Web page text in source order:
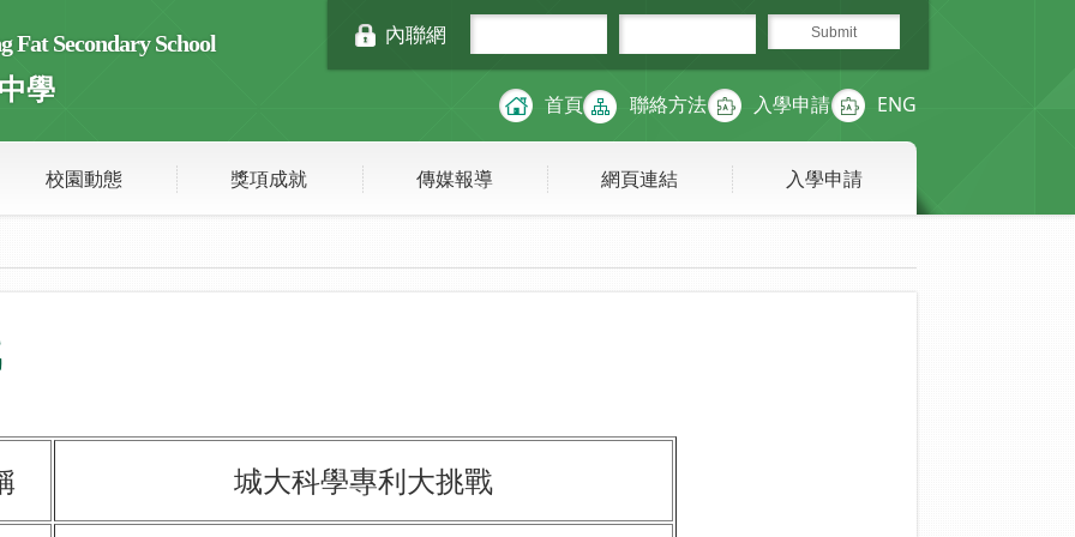
Secondary School
學
內聯網
首頁 聯絡方法 入學申請 ENG
校園動態 獎項成就 傳媒報導 網頁連結 入學申請
城大科學專利大挑戰